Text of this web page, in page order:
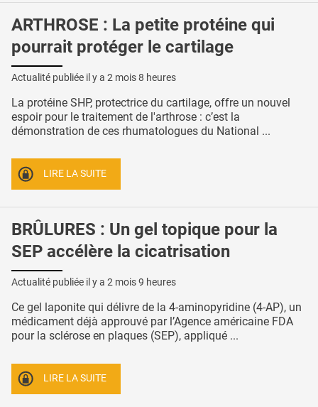
ARTHROSE : La petite protéine qui
pourrait protéger le cartilage
Actualité publiée il y a 2 mois 8 heures
La protéine SHP, protectrice du cartilage, offre un nouvel
espoir pour le traitement de l'arthrose : c’est la
démonstration de ces rhumatologues du National ...
LIRE LA SUITE
BRÛLURES : Un gel topique pour la
SEP accélère la cicatrisation
Actualité publiée il y a 2 mois 9 heures
Ce gel laponite qui délivre de la 4-aminopyridine (4-AP), un
médicament déjà approuvé par l’Agence américaine FDA
pour la sclérose en plaques (SEP), appliqué ...
LIRE LA SUITE